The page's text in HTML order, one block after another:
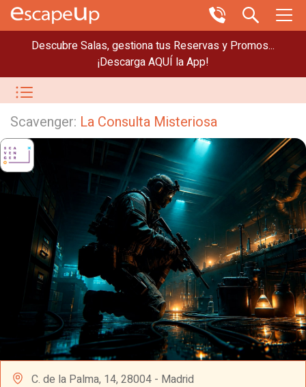
Descubre Salas, gestiona tus Reservas y Promos...
¡Descarga AQUÍ la App!
Scavenger: La Consulta Misteriosa
C. de la Palma, 14, 28004 - Madrid